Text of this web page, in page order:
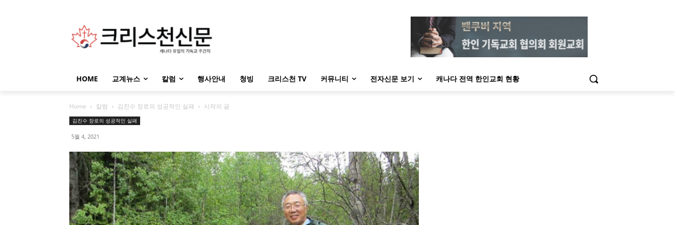
HOME 교계뉴스 칼럼 행사안내 청빙 크리스천 TV 커뮤니티 전자신문 보기 캐나다 전역 한인교회 현황
Home 칼럼 김진수 장로의 성공적인 실패 시작의 글
김진수 장로의 성공적인 실패
5월 4, 2021